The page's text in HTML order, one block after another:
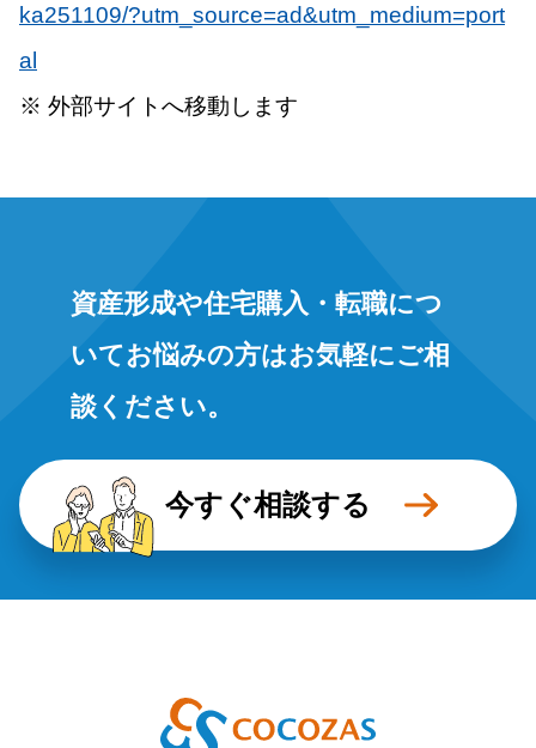
ka251109/?utm_source=ad&utm_medium=port
al
※ 外部サイトへ移動します
資産形成や住宅購入・転職につ
いてお悩みの方はお気軽にご相
談ください。
今すぐ相談する